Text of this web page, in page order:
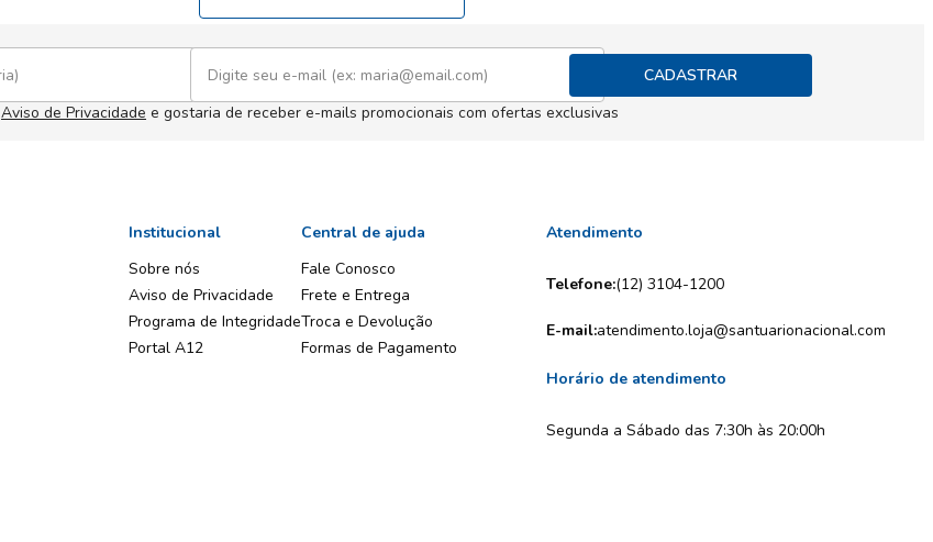
CADASTRAR
Aviso de Privacidade e gostaria de receber e-mails promocionais com ofertas exclusivas
Institucional
Sobre nós
Aviso de Privacidade
Programa de Integridade
Portal A12
Central de ajuda
Fale Conosco
Frete e Entrega
Troca e Devolução
Formas de Pagamento
Atendimento
Telefone:(12) 3104-1200
E-mail:atendimento.loja@santuarionacional.com
Horário de atendimento
Segunda a Sábado das 7:30h às 20:00h